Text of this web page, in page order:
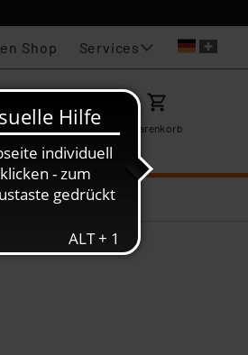
Shop Services
Mein ELV Merkzettel Warenkorb